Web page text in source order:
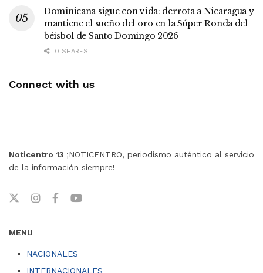
Dominicana sigue con vida: derrota a Nicaragua y
mantiene el sueño del oro en la Súper Ronda del
béisbol de Santo Domingo 2026
0 SHARES
Connect with us
Noticentro 13 ¡NOTICENTRO, periodismo auténtico al servicio
de la información siempre!
MENU
NACIONALES
INTERNACIONALES